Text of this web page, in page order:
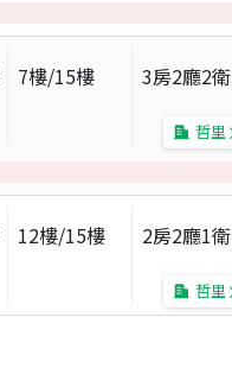
7樓/15樓 3房2廳2衛
哲里
12樓/15樓 2房2廳1衛
哲里